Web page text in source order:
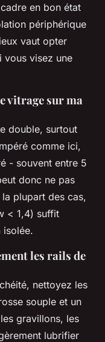
en bon état
périphérique
vaut opter
vous visez une
vitrage sur ma
double, surtout
comme ici,
- souvent entre 5
donc ne pas
plupart des cas,
< 1,4) suffit
isolée.
les rails de
nettoyez les
souple et un
gravillons, les
lubrifier